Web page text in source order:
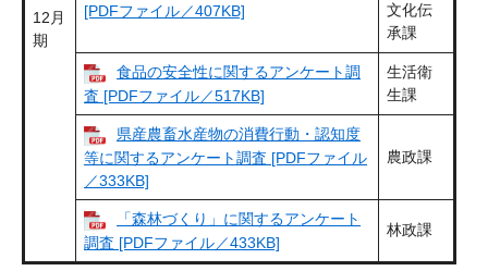
12月
期
[PDFファイル／407KB]
文化伝
承課
食品の安全性に関するアンケート調
査 [PDFファイル／517KB]
生活衛
生課
県産農畜水産物の消費行動・認知度
等に関するアンケート調査 [PDFファイル
／333KB]
農政課
「森林づくり」に関するアンケート
調査 [PDFファイル／433KB]
林政課